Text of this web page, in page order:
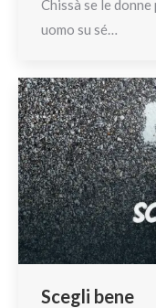
Chissà se le
uomo su sé…
Scegli bene